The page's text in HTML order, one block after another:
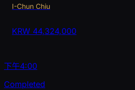
I-Chun Chiu
KRW 44,324,000
下午4:00
Completed